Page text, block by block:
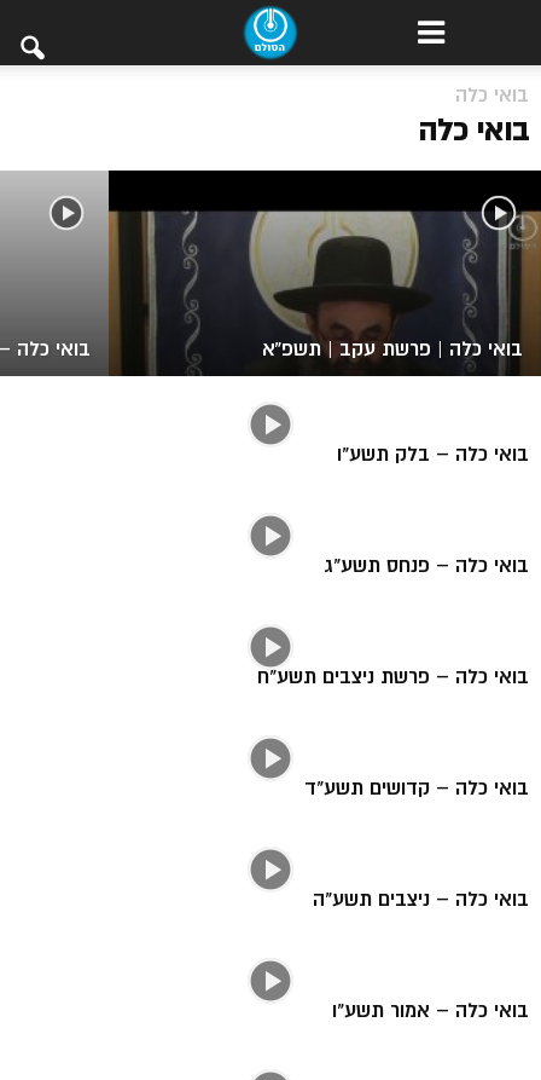
בואי כלה
בואי כלה
בואי כלה – בלק תשע"ה
בואי כלה | פרשת עקב | תשפ”א בואי
בואי כלה – בלק תשע"ו
בואי כלה – פנחס תשע"ג
בואי כלה – פרשת ניצבים תשע"ח
בואי כלה – קדושים תשע"ד
בואי כלה – ניצבים תשע"ה
בואי כלה – אמור תשע"ו